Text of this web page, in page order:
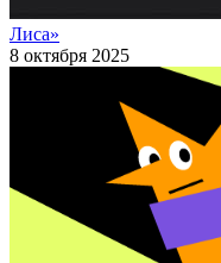
Лиса»
8 октября 2025